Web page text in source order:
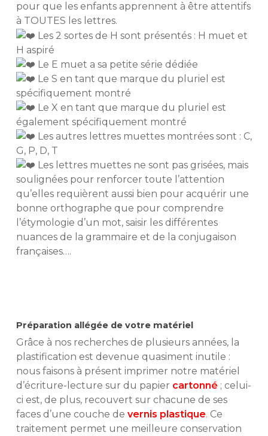
pour que les enfants apprennent à être attentifs
à TOUTES les lettres.
Les 2 sortes de H sont présentés : H muet et
H aspiré
Le E muet a sa petite série dédiée
Le S en tant que marque du pluriel est
spécifiquement montré
Le X en tant que marque du pluriel est
également spécifiquement montré
Les autres lettres muettes montrées sont : C,
G, P, D, T
Les lettres muettes ne sont pas grisées, mais
soulignées pour renforcer toute l’attention
qu’elles requièrent aussi bien pour acquérir une
bonne orthographe que pour comprendre
l’étymologie d’un mot, saisir les différentes
nuances de la grammaire et de la conjugaison
françaises….
Préparation allégée de votre matériel
Grâce à nos recherches de plusieurs années, la
plastification est devenue quasiment inutile :
nous faisons à présent imprimer notre matériel
d’écriture-lecture sur du papier cartonné ; celui-
ci est, de plus, recouvert sur chacune de ses
faces d’une couche de vernis plastique. Ce
traitement permet une meilleure conservation